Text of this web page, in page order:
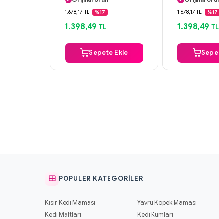
Aynı Gün Kargo
1.678,17 TL %17
1.398,49 TL
Sepete Ekle
Aynı Gün
1.678,17 TL %17
1.398,49 TL
POPÜLER KATEGORILER
Kısır Kedi Maması Yavru Köpek Maması
Kedi Maltları
Kedi Kumları